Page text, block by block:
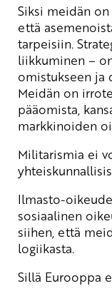
Siksi meidän on
että
tarpeisiin.
liikkuminen –
omistukseen ja
Meidän on
pääomista,
markkinoiden
Militarismia ei
Ilmasto-
sosiaalinen
siihen, että
logiikasta.
Sillä Eurooppa